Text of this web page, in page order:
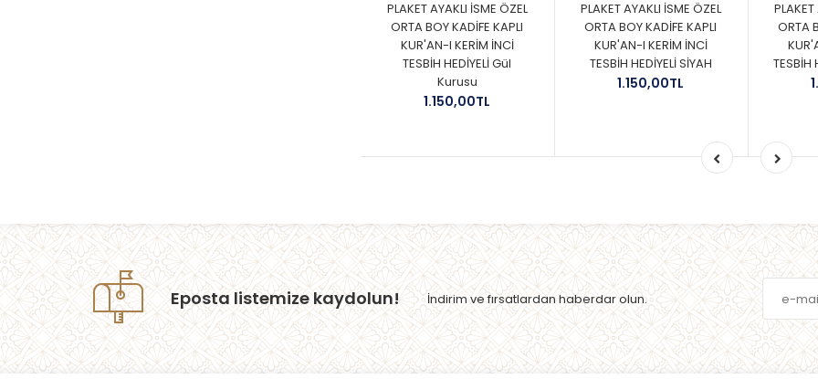
PLAKET AYAKLI İSME ÖZEL
ORTA BOY KADİFE KAPLI
KUR'AN-I KERİM İNCİ
TESBİH HEDİYELİ Gül
Kurusu
1.150,00TL
PLAKET AYAKLI İSME ÖZEL
ORTA BOY KADİFE KAPLI
KUR'AN-I KERİM İNCİ
TESBİH HEDİYELİ SİYAH
1.150,00TL
ORTA
TESBİH
Eposta listemize kaydolun! İndirim ve fırsatlardan haberdar olun.